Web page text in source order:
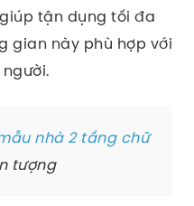
tận dụng tối đa
gian này phù hợp với
nhà 2 tầng chữ
tượng